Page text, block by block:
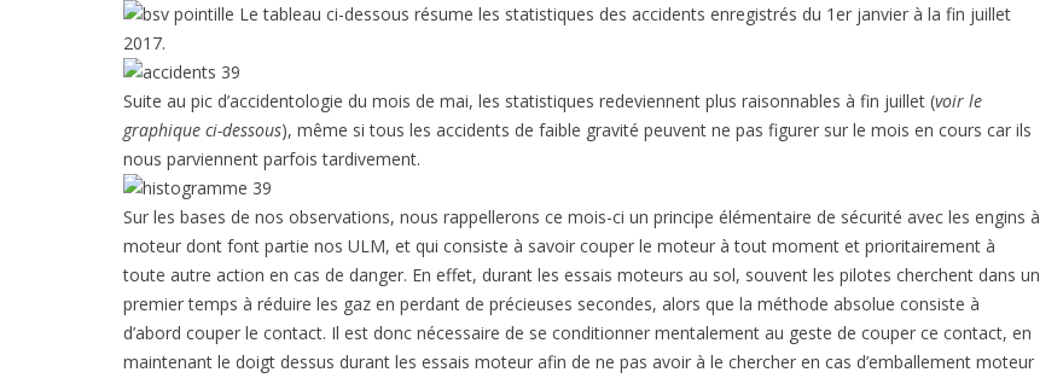
Le tableau ci-dessous résume les statistiques des accidents enregistrés du 1er janvier à la fin juillet
2017.
Suite au pic d’accidentologie du mois de mai, les statistiques redeviennent plus raisonnables à fin juillet (voir le
graphique ci-dessous), même si tous les accidents de faible gravité peuvent ne pas figurer sur le mois en cours car ils
nous parviennent parfois tardivement.
Sur les bases de nos observations, nous rappellerons ce mois-ci un principe élémentaire de sécurité avec les engins à
moteur dont font partie nos ULM, et qui consiste à savoir couper le moteur à tout moment et prioritairement à
toute autre action en cas de danger. En effet, durant les essais moteurs au sol, souvent les pilotes cherchent dans un
premier temps à réduire les gaz en perdant de précieuses secondes, alors que la méthode absolue consiste à
d’abord couper le contact. Il est donc nécessaire de se conditionner mentalement au geste de couper ce contact, en
maintenant le doigt dessus durant les essais moteur afin de ne pas avoir à le chercher en cas d’emballement moteur